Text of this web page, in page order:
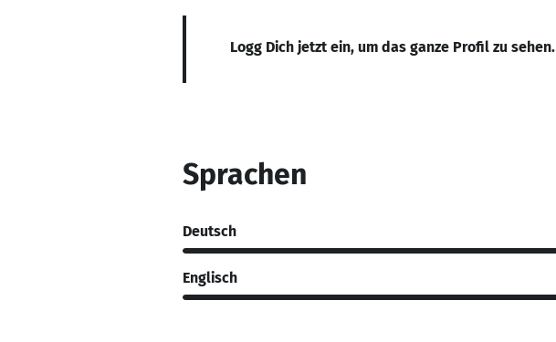
Logg Dich jetzt ein, um das ganze Profil zu sehen.
Sprachen
Deutsch
Englisch